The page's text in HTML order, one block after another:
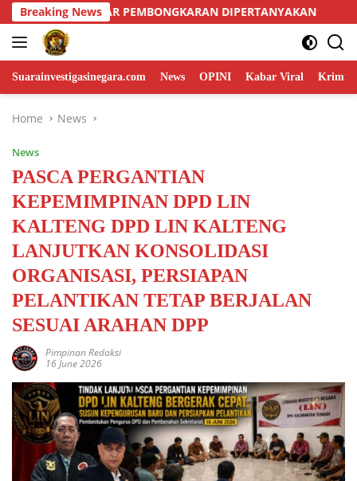
Skip
to
content
Breaking News Kemanunggalan TNI dan Rakyat,
Suarainvestigasinegara.com News OPINI Kabar Viral
Home News
News
PASCA PERGANTIAN
KEPEMIMPINAN DPD LIN
KALTENG DPD LIN KALTENG
LANJUTKAN KONSOLIDASI
ORGANISASI, PERSIAPAN
PELANTIKAN TETAP BERJALAN
SESUAI ARAHAN DPP
Pimpinan Redaksi
16 June 2026